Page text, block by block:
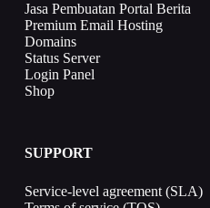
Jasa Pembuatan Portal Berita
Premium Email Hosting
Domains
Status Server
Login Panel
Shop
SUPPORT
Service-level agreement (SLA)